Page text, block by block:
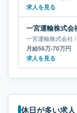
求人を見る
一宮運輸株式会社 /
月給56万-70万円
求人を見る
休日が多い求人